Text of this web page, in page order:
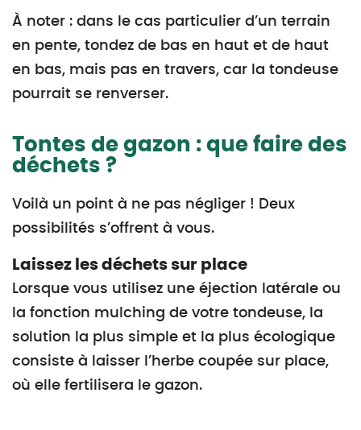
À noter : dans le cas particulier d’un terrain
en pente, tondez de bas en haut et de haut
en bas, mais pas en travers, car la tondeuse
pourrait se renverser.
Tontes de gazon : que faire des
déchets ?
Voilà un point à ne pas négliger ! Deux
possibilités s’offrent à vous.
Laissez les déchets sur place
Lorsque vous utilisez une éjection latérale ou
la fonction mulching de votre tondeuse, la
solution la plus simple et la plus écologique
consiste à laisser l’herbe coupée sur place,
où elle fertilisera le gazon.